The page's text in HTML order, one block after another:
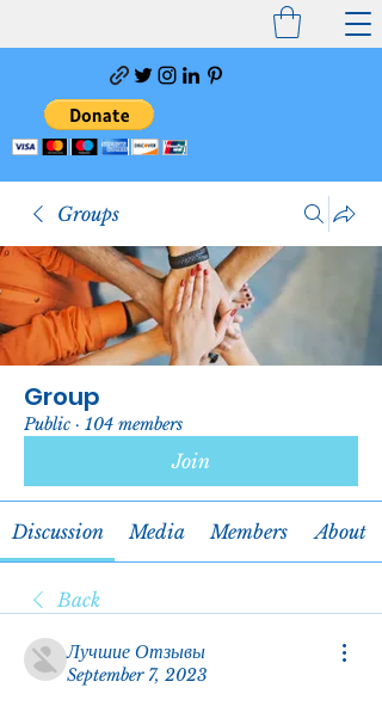
Groups
Group
Public · 104 members
Join
Discussion Media Members About
Back
Лучшие Отзывы
September 7, 2023